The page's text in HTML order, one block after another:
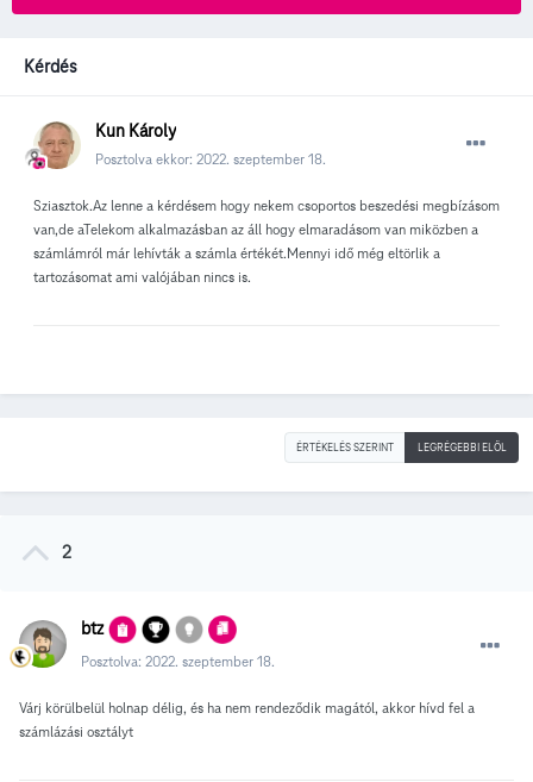
Kérdés
Kun Károly
Posztolva ekkor: 2022. szeptember 18.
Sziasztok.Az lenne a kérdésem hogy nekem csoportos beszedési megbízásom
van,de aTelekom alkalmazásban az áll hogy elmaradásom van miközben a
számlámról már lehívták a számla értékét.Mennyi idő még eltörlik a
tartozásomat ami valójában nincs is.
ÉRTÉKELÉS SZERINT LEGRÉGEBBI ELÖL
2
btz
Posztolva: 2022. szeptember 18.
Várj körülbelül holnap délig, és ha nem rendeződik magától, akkor hívd fel a
számlázási osztályt